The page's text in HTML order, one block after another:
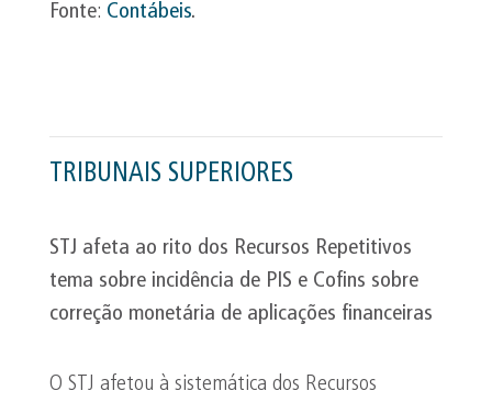
Fonte: Contábeis.
TRIBUNAIS SUPERIORES
STJ afeta ao rito dos Recursos Repetitivos
tema sobre incidência de PIS e Cofins sobre
correção monetária de aplicações financeiras
O STJ afetou à sistemática dos Recursos